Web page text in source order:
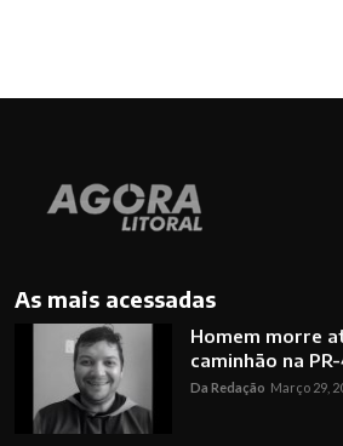
As mais acessadas
Homem morre
caminhão na
Da Redação Março 29,